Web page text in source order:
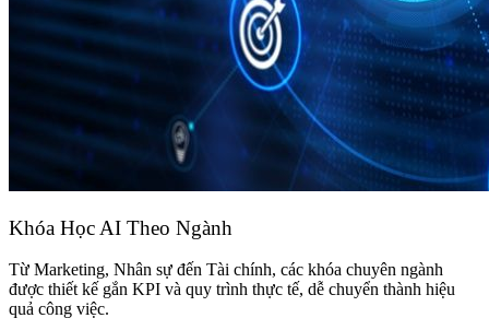
Khóa Học AI Theo Ngành
Từ Marketing, Nhân sự đến Tài chính, các khóa chuyên ngành
được thiết kế gắn KPI và quy trình thực tế, dễ chuyển thành hiệu
quả công việc.